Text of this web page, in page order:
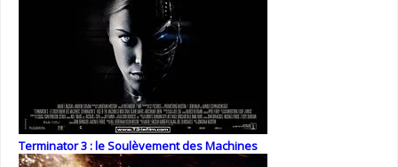
Terminator 3 : le Soulèvement des Machines